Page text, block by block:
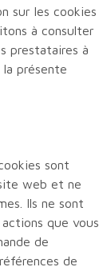
sur les cookies
à consulter
prestataires à
présente
sont
web et ne
Ils ne sont
que vous
de
de